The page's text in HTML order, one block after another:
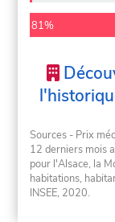
81%
Sources - Prix
12 derniers mois
pour l'Alsace, la
habitations,
INSEE, 2020.